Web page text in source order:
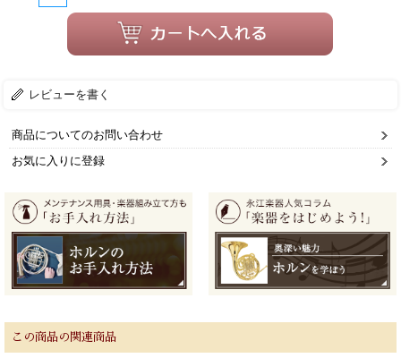
レビューを書く
商品についてのお問い合わせ
お気に入りに登録
この商品の関連商品